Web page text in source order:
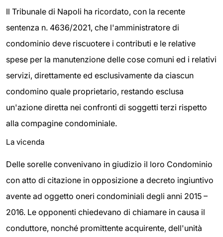
Il Tribunale di Napoli ha ricordato, con la recente
sentenza n. 4636/2021, che l'amministratore di
condominio deve riscuotere i contributi e le relative
spese per la manutenzione delle cose comuni ed i relativi
servizi, direttamente ed esclusivamente da ciascun
condomino quale proprietario, restando esclusa
un'azione diretta nei confronti di soggetti terzi rispetto
alla compagine condominiale.
La vicenda
Delle sorelle convenivano in giudizio il loro Condominio
con atto di citazione in opposizione a decreto ingiuntivo
avente ad oggetto oneri condominiali degli anni 2015 –
2016. Le opponenti chiedevano di chiamare in causa il
conduttore, nonché promittente acquirente, dell'unità